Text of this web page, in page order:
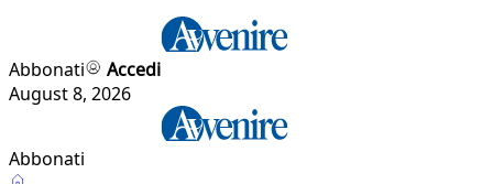
Abbonati
Accedi
August 8, 2026
Abbonati